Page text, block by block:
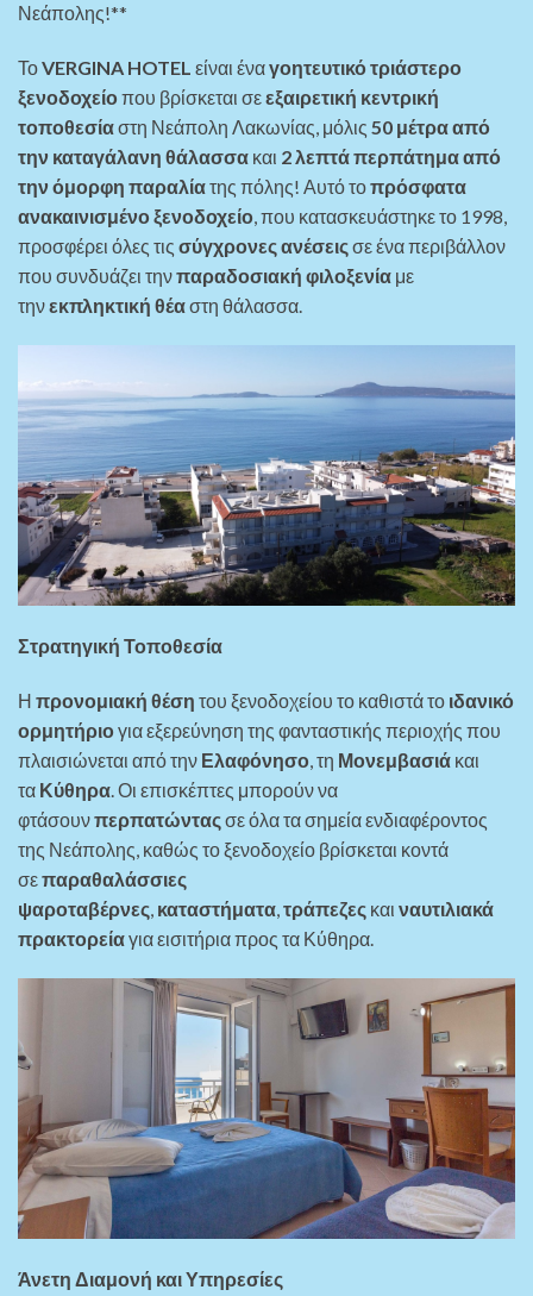
Νεάπολης!**
ΤοVERGINA HOTEL είναι έναγοητευτικό τριάστερο
ξενοδοχείοπου βρίσκεται σεεξαιρετική κεντρική
τοποθεσίαστη Νεάπολη Λακωνίας, μόλις 50 μέτρα από
την καταγάλανη θάλασσα και 2 λεπτά περπάτημα από
την όμορφη παραλίατης πόλης! Αυτό τοπρόσφατα
ανακαινισμένο ξενοδοχείο, που κατασκευάστηκε το 1998,
προσφέρει όλες τις σύγχρονες ανέσειςσε ένα περιβάλλον
που συνδυάζει τηνπαραδοσιακή φιλοξενία με
τηνεκπληκτική θέαστη θάλασσα.
Στρατηγική Τοποθεσία
Η προνομιακή θέση του ξενοδοχείου το καθιστά το ιδανικό
ορμητήριογια εξερεύνηση της φανταστικής περιοχής που
πλαισιώνεται από την Ελαφόνησο , τη Μονεμβασιά και
τα Κύθηρα . Οι επισκέπτες μπορούν να
φτάσουνπερπατώνταςσε όλα τα σημεία ενδιαφέροντος
της Νεάπολης, καθώς το ξενοδοχείο βρίσκεται κοντά
σεπαραθαλάσσιες
ψαροταβέρνες καταστήματα τράπεζες και ναυτιλιακά
πρακτορείαγια εισιτήρια προς τα Κύθηρα.
Άνετη Διαμονή και Υπηρεσίες